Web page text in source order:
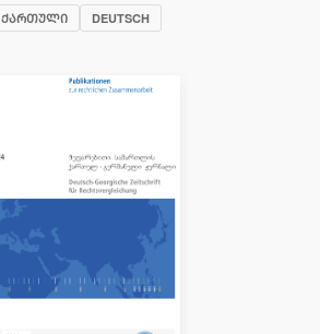
ᲥᲐᲠᲗᲣᲚᲘ DEUTSCH